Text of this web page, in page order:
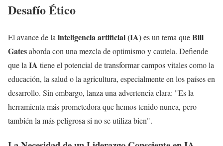
Desafío Ético
El avance de la inteligencia artificial (IA)es un tema queBill
Gatesaborda con una mezcla de optimismo y cautela. Defiende
que la IA tiene el potencial de transformar campos vitales como la
educación, la salud o la agricultura, especialmente en los países en
desarrollo. Sin embargo, lanza una advertencia clara: "Es la
herramienta más prometedora que hemos tenido nunca, pero
también la más peligrosa si no se utiliza bien".